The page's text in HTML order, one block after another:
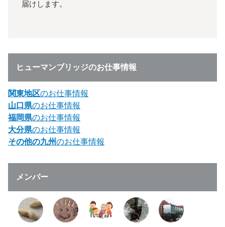
届けします。
ヒューマンブリッジのお仕事情報
関東地区のお仕事情報
山口県のお仕事情報
福岡県のお仕事情報
大分県のお仕事情報
その他の九州のお仕事情報
メンバー